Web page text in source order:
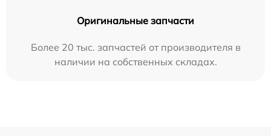
Оригинальные запчасти
Более 20 тыс. запчастей от производителя в
наличии на собственных складах.